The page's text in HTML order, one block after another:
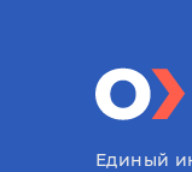
Единый